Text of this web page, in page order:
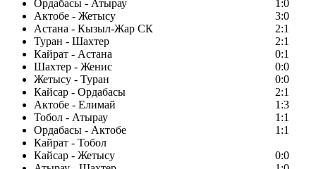
Ордабасы - Атырау
1:0
Актобе - Жетысу
3:0
Астана - Кызыл-Жар СК
2:1
Туран - Шахтер
2:1
Кайрат - Астана
0:1
Шахтер - Женис
0:0
Жетысу - Туран
0:0
Кайсар - Ордабасы
2:1
Актобе - Елимай
1:3
Тобол - Атырау
1:1
Ордабасы - Актобе
1:1
Кайрат - Тобол
Кайсар - Жетысу
0:0